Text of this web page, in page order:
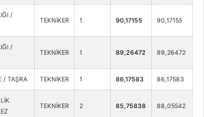
/
TEKNİKER 1 90,17155 90,17155
/
TEKNİKER 1 89,26472 89,26472
/ TAŞRA TEKNİKER 1 86,17583 86,17583
TEKNİKER 2 85,75838 88,05542